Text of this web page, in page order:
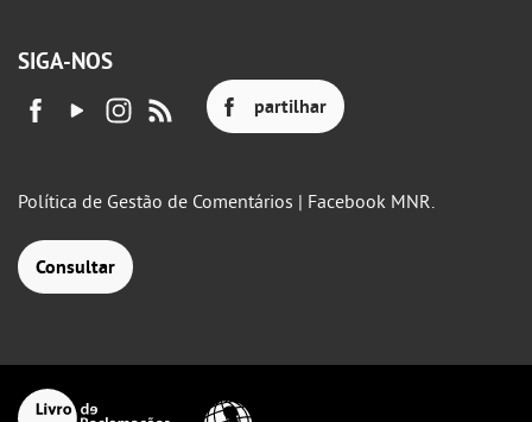
SIGA-NOS
partilhar
Política de Gestão de Comentários | Facebook MNR.
Consultar